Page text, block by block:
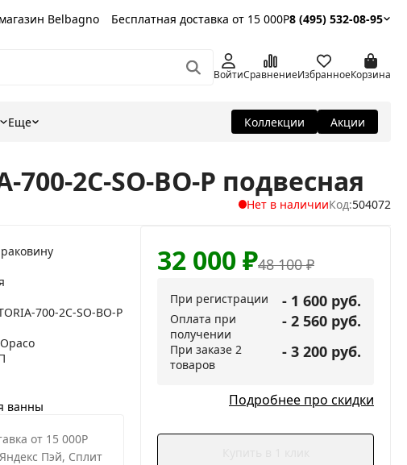
Belbagno Бесплатная доставка от 15 000Р8 (495) 532-08-95
ВойтиСравнениеИзбранноеКорзина
Еще Коллекции Акции
2C-SO-BO-P подвесная
Нет в наличииКод:504072
700-2C-SO-BO-P
ванны
от 15 000Р
Пэй, Сплит
48 100₽
32 000₽
При регистрации - 1 600 руб.
Оплата при
получении
- 2 560 руб.
При заказе 2
товаров
- 3 200 руб.
Подробнее про скидки